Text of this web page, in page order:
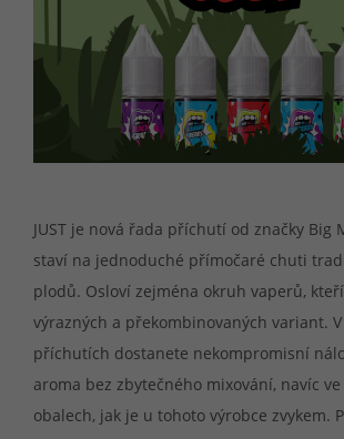
JUST je nová řada příchutí od značky Big
staví na jednoduché přímočaré chuti
plodů. Osloví zejména okruh vaperů,
výrazných a překombinovaných variant.
příchutích dostanete nekompromisní
aroma bez zbytečného mixování, navíc
obalech, jak je u tohoto výrobce zvykem.